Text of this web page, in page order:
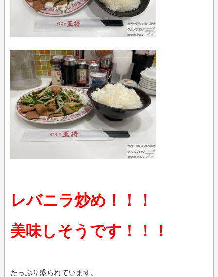
レバニラ炒め！！！
美味しそうです！！！
たっぷり盛られています。